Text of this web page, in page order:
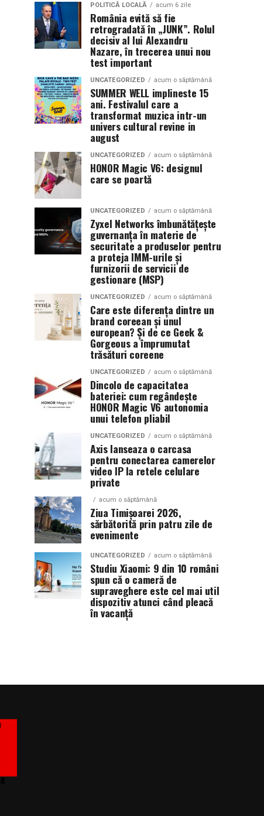
POLITICĂ LOCALĂ acum 6 zile
România evită să fie
retrogradată în „JUNK”. Rolul
decisiv al lui Alexandru
Nazare, în trecerea unui nou
test important
UNCATEGORIZED acum o săptămână
SUMMER WELL implineste 15
ani. Festivalul care a
transformat muzica intr-un
univers cultural revine in
august
UNCATEGORIZED acum o săptămână
HONOR Magic V6: designul
care se poartă
UNCATEGORIZED acum o săptămână
Zyxel Networks îmbunătățește
guvernanța în materie de
securitate a produselor pentru
a proteja IMM-urile și
furnizorii de servicii de
gestionare (MSP)
UNCATEGORIZED acum o săptămână
Care este diferența dintre un
brand coreean și unul
european? Și de ce Geek &
Gorgeous a împrumutat
trăsături coreene
UNCATEGORIZED acum o săptămână
Dincolo de capacitatea
bateriei: cum regândește
HONOR Magic V6 autonomia
unui telefon pliabil
UNCATEGORIZED acum o săptămână
Axis lanseaza o carcasa
pentru conectarea camerelor
video IP la retele celulare
private
acum o săptămână
Ziua Timișoarei 2026,
sărbătorită prin patru zile de
evenimente
UNCATEGORIZED acum o săptămână
Studiu Xiaomi: 9 din 10 români
spun că o cameră de
supraveghere este cel mai util
dispozitiv atunci când pleacă
în vacanță